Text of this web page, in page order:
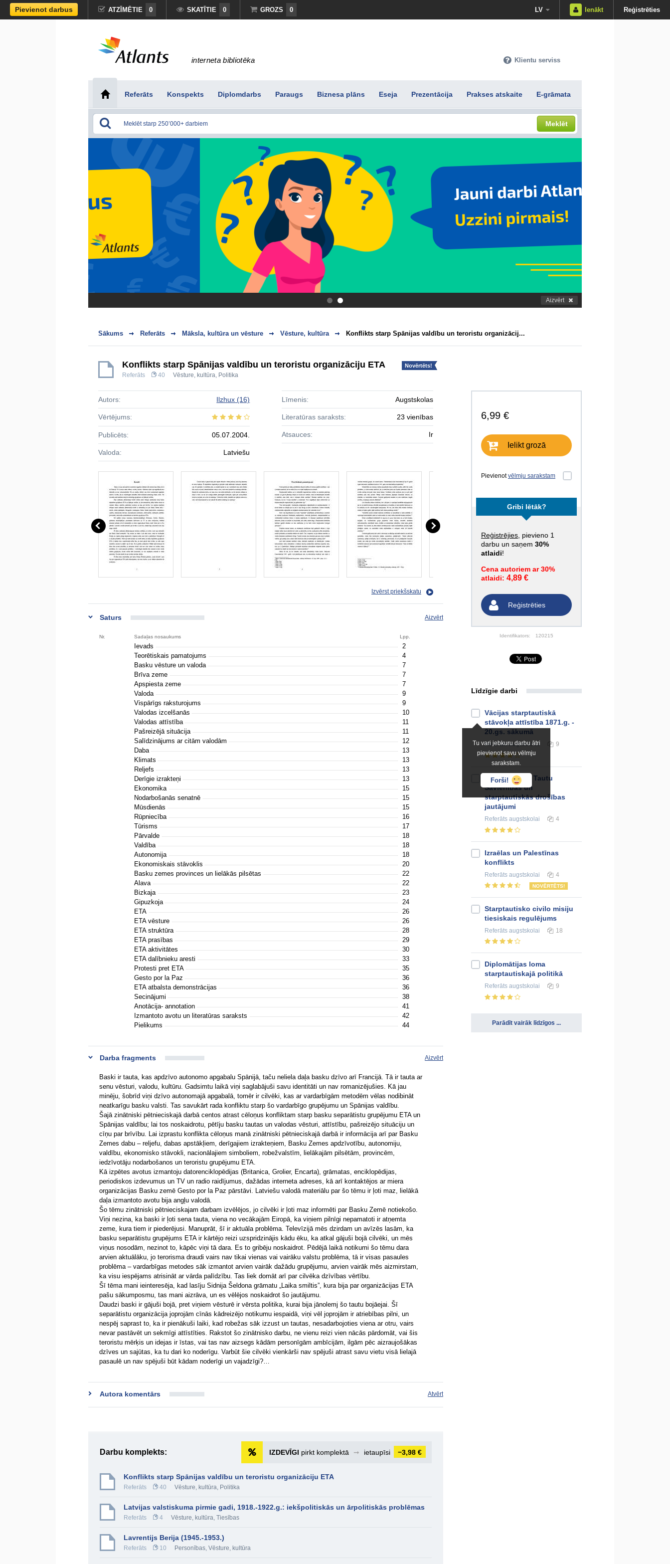
Pievienot darbus ATZĪMĒTIE 0 SKATĪTIE 0 GROZS 0 LV Ienākt Reģistrēties
interneta bibliotēka Klientu serviss
Referāts Konspekts Diplomdarbs Paraugs Biznesa plāns Eseja Prezentācija Prakses atskaite E-grāmata
Meklēt
. Aizvērt
Sākums Referāts Māksla, kultūra un vēsture Vēsture, kultūra Konflikts starp Spānijas valdību un teroristu organizācij...
Konflikts starp Spānijas valdību un teroristu organizāciju ETA Novērtēts!
Referāts 40 Vēsture, kultūra, Politika
6,99 €
Ielikt grozā
Pievienotvēlmju sarakstam
Gribi lētāk?
Reģistrējies , pievieno 1
darbu un saņem 30%
atlaidi!
Cena autoriem ar 30%
atlaidi: 4,89 €
Reģistrēties
Identifikators: 120215
Autors: Ilzhux (16)
Vērtējums:
Publicēts: 05.07.2004.
Valoda: Latviešu
Līmenis: Augstskolas
Literatūras saraksts: 23 vienības
Atsauces: Ir
Izvērst priekšskatu
Saturs Aizvērt
Nr. Sadaļas nosaukums Lpp.
Ievads
2
Teorētiskais pamatojums
4
Basku vēsture un valoda
7
Brīva zeme
7
Apspiesta zeme
7
Valoda
9
Vispārīgs raksturojums
9
Valodas izcelšanās
10
Valodas attīstība
11
Pašreizējā situācija
11
Salīdzinājums ar citām valodām
12
Daba
13
Klimats
13
Reljefs
13
Derīgie izrakteņi
13
Ekonomika
15
Nodarbošanās senatnē
15
Mūsdienās
15
Rūpniecība
16
Tūrisms
17
Pārvalde
18
Valdība
18
Autonomija
18
Ekonomiskais stāvoklis
20
Basku zemes provinces un lielākās pilsētas
22
Alava
22
Bizkaja
23
Gipuzkoja
24
ETA
26
ETA vēsture
26
ETA struktūra
28
ETA prasības
29
ETA aktivitātes
30
ETA dalībnieku aresti
33
Protesti pret ETA
35
Gesto por la Paz
36
ETA atbalsta demonstrācijas
36
Secinājumi
38
Anotācija- annotation
41
Izmantoto avotu un literatūras saraksts
42
Pielikums
44
Darba fragments Aizvērt
Baski ir tauta, kas apdzīvo autonomo apgabalu Spānijā, taču neliela daļa basku dzīvo arī Francijā. Tā ir tauta ar
senu vēsturi, valodu, kultūru. Gadsimtu laikā viņi saglabājuši savu identitāti un nav romanizējušies. Kā jau
minēju, šobrīd viņi dzīvo autonomajā apgabalā, tomēr ir cilvēki, kas ar vardarbīgām metodēm vēlas nodibināt
neatkarīgu basku valsti. Tas savukārt rada konfliktu starp šo vardarbīgo grupējumu un Spānijas valdību.
Šajā zinātniski pētnieciskajā darbā centos atrast cēloņus konfliktam starp basku separātistu grupējumu ETA un
Spānijas valdību; lai tos noskaidrotu, pētīju basku tautas un valodas vēsturi, attīstību, pašreizējo situāciju un
cīņu par brīvību. Lai izprastu konflikta cēloņus manā zinātniski pētnieciskajā darbā ir informācija arī par Basku
Zemes dabu – reljefu, dabas apstākļiem, derīgajiem izrakteņiem, Basku Zemes apdzīvotību, autonomiju,
valdību, ekonomisko stāvokli, nacionālajiem simboliem, robežvalstīm, lielākajām pilsētām, provincēm,
iedzīvotāju nodarbošanos un teroristu grupējumu ETA.
Kā izpētes avotus izmantoju datorenciklopēdijas (Britanica, Grolier, Encarta), grāmatas, enciklopēdijas,
periodiskos izdevumus un TV un radio raidījumus, dažādas interneta adreses, kā arī kontaktējos ar miera
organizācijas Basku zemē Gesto por la Paz pārstāvi. Latviešu valodā materiālu par šo tēmu ir ļoti maz, lielākā
daļa izmantoto avotu bija angļu valodā.
Šo tēmu zinātniski pētnieciskajam darbam izvēlējos, jo cilvēki ir ļoti maz informēti par Basku Zemē notiekošo.
Viņi nezina, ka baski ir ļoti sena tauta, viena no vecākajām Eiropā, ka viņiem pilnīgi nepamatoti ir atņemta
zeme, kura tiem ir piederējusi. Manuprāt, šī ir aktuāla problēma. Televīzijā mēs dzirdam un avīzēs lasām, ka
basku separātistu grupējums ETA ir kārtējo reizi uzspridzinājis kādu ēku, ka atkal gājuši bojā cilvēki, un mēs
viņus nosodām, nezinot to, kāpēc viņi tā dara. Es to gribēju noskaidrot. Pēdējā laikā notikumi šo tēmu dara
arvien aktuālāku, jo terorisma draudi vairs nav tikai vienas vai vairāku valstu problēma, tā ir visas pasaules
problēma – vardarbīgas metodes sāk izmantot arvien vairāk dažādu grupējumu, arvien vairāk mēs aizmirstam,
ka visu iespējams atrisināt ar vārda palīdzību. Tas liek domāt arī par cilvēka dzīvības vērtību.
Šī tēma mani ieinteresēja, kad lasīju Sidnija Šeldona grāmatu „Laika smiltis”, kura bija par organizācijas ETA
pašu sākumposmu, tas mani aizrāva, un es vēlējos noskaidrot šo jautājumu.
Daudzi baski ir gājuši bojā, pret viņiem vēsturē ir vērsta politika, kurai bija jānolemj šo tautu bojāejai. Šī
separātistu organizācija joprojām cīnās kādreizējo notikumu iespaidā, viņi vēl joprojām ir atriebības pilni, un
nespēj saprast to, ka ir pienākuši laiki, kad robežas sāk izzust un tautas, nesadarbojoties viena ar otru, vairs
nevar pastāvēt un sekmīgi attīstīties. Rakstot šo zinātnisko darbu, ne vienu reizi vien nācās pārdomāt, vai šis
teroristu mērķis un idejas ir īstas, vai tas nav aizsegs kādām personīgām ambīcijām, ilgām pēc aizraujošākas
dzīves un sajūtas, ka tu dari ko noderīgu. Varbūt šie cilvēki vienkārši nav spējuši atrast savu vietu visā lielajā
pasaulē un nav spējuši būt kādam noderīgi un vajadzīgi?…
Autora komentārs Atvērt
Darbu komplekts: IZDEVĪGI pirkt komplektā ➞ ietaupīsi −3,98 €
Konflikts starp Spānijas valdību un teroristu organizāciju ETA
Referāts 40 Vēsture, kultūra, Politika
Latvijas valstiskuma pirmie gadi, 1918.-1922.g.: iekšpolitiskās un ārpolitiskās problēmas
Referāts 4 Vēsture, kultūra, Tiesības
Lavrentijs Berija (1945.-1953.)
Referāts 10 Personības, Vēsture, kultūra
Līdzīgie darbi
Tu vari jebkuru darbu ātri
pievienot savu vēlmju
sarakstam.
Forši!
Vācijas starptautiskā
stāvokļa attīstība 1871.g. -
20.gs. sākumā
Referātsaugstskolai 9
Rietumvalstu, Tautu
Savienības un
starptautiskās drošības
jautājumi
Referāts augstskolai 4
Izraēlas un Palestīnas
konflikts
Referāts augstskolai 4
NOVĒRTĒTS!
Starptautisko civilo misiju
tiesiskais regulējums
Referāts augstskolai 18
Diplomātijas loma
starptautiskajā politikā
Referāts augstskolai 9
Parādīt vairāk līdzīgos ...